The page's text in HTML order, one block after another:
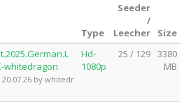
Type
Seeder
/
Leecher
Size
whitedragon
by whitedr
Hd-
1080p
25 / 129 3380
MB